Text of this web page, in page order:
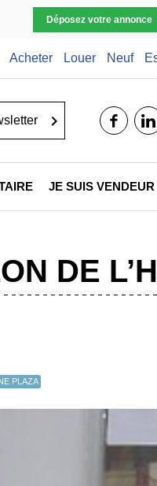
Déposez votre annonce
Acheter Louer Neuf
JE SUIS VENDEUR
DE
PLAZA